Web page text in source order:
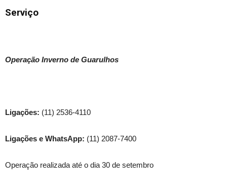
Serviço
Operação Inverno de Guarulhos
Ligações: (11) 2536-4110
Ligações e WhatsApp: (11) 2087-7400
Operação realizada até o dia 30 de setembro